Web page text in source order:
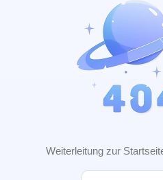
Weiterleitung zur